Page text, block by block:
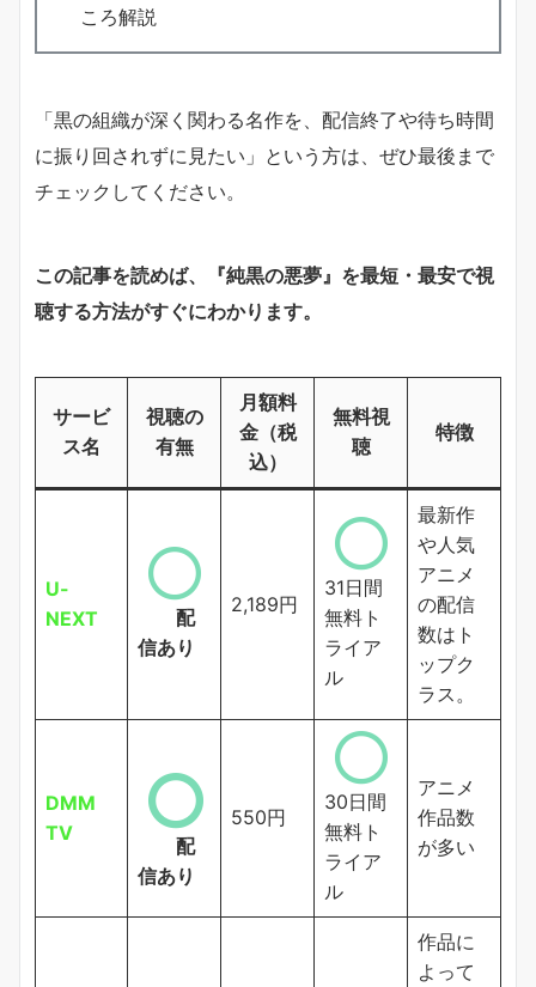
ころ解説
「黒の組織が深く関わる名作を、配信終了や待ち時間
に振り回されずに見たい」という方は、ぜひ最後まで
チェックしてください。
この記事を読めば、『純黒の悪夢』を最短・最安で視
聴する方法がすぐにわかります。
サービ
ス名
視聴の
有無
月額料
金（税
込）
無料視
聴
特徴
U-
NEXT
配
信あり
2,189円
31日間
無料ト
ライア
ル
最新作
や人気
アニメ
の配信
数はト
ップク
ラス。
DMM
TV
配
信あり
550円
30日間
無料ト
ライア
ル
アニメ
作品数
が多い
作品に
よって